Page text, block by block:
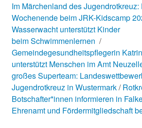
Im Märchenland des
Wochenende beim JRK-Kidscamp
Wasserwacht unterstützt Kinder
beim Schwimmenlernen
Gemeindegesundheitspflegerin
unterstützt Menschen im Amt
großes Superteam:
Jugendrotkreuz in Wustermark
Botschafter*innen informieren in
Ehrenamt und Fördermitgliedschaft